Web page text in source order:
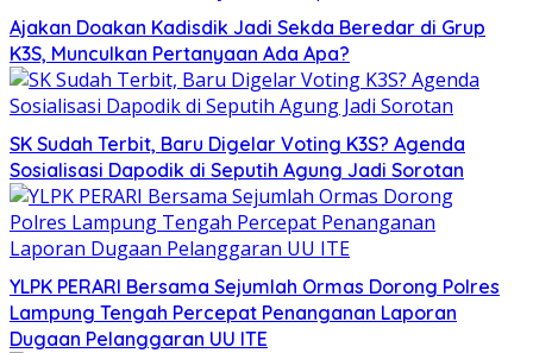
Ajakan Doakan Kadisdik Jadi Sekda Beredar di Grup
K3S, Munculkan Pertanyaan Ada Apa?
SK Sudah Terbit, Baru Digelar Voting K3S? Agenda
Sosialisasi Dapodik di Seputih Agung Jadi Sorotan
YLPK PERARI Bersama Sejumlah Ormas Dorong Polres
Lampung Tengah Percepat Penanganan Laporan
Dugaan Pelanggaran UU ITE